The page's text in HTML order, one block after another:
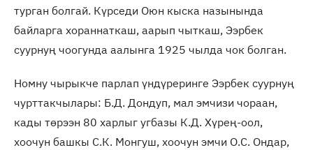
турган болгай. Күрседи Оюн кыска назынында
байларга хораннаткаш, аарып чыткаш, Ээрбек
суурнуң чоогунда аалынга 1925 чылда чок болган.
Номну чырыкче парлап үндүреринге Ээрбек суурнуң
чурттакчылары: Б.Д. Дондуп, мал эмчизи чораан,
кады төрээн 80 харлыг угбазы К.Д. Хүрең-оол,
хоочун башкы С.К. Монгуш, хоочун эмчи О.С. Ондар,